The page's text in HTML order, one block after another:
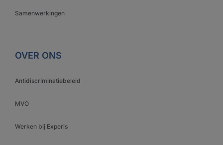
Samenwerkingen
OVER ONS
Antidiscriminatiebeleid
MVO
Werken bij Experis